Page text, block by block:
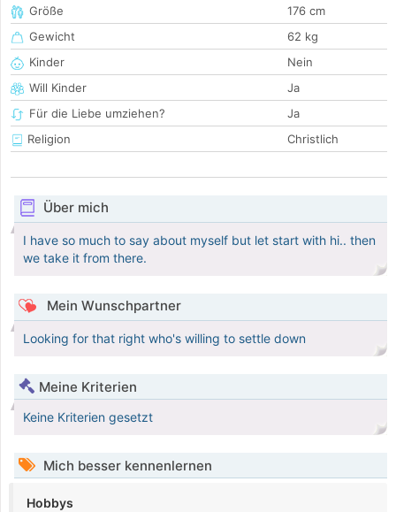
Größe
176 cm
Gewicht
62 kg
Kinder
Nein
Will Kinder
Ja
Für die Liebe umziehen?
Ja
Religion
Christlich
Über mich
I have so much to say about myself but let start with hi.. then
we take it from there.
Mein Wunschpartner
Looking for that right who's willing to settle down
Meine Kriterien
Keine Kriterien gesetzt
Mich besser kennenlernen
Hobbys